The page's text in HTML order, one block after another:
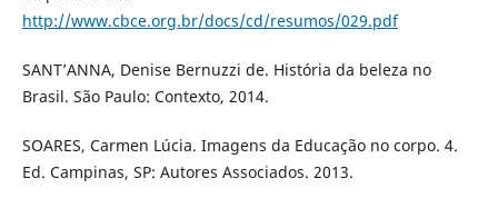
http://www.cbce.org.br/docs/cd/resumos/029.pdf
SANT’ANNA, Denise Bernuzzi de. História da beleza no
Brasil. São Paulo: Contexto, 2014.
SOARES, Carmen Lúcia. Imagens da Educação no corpo. 4.
Ed. Campinas, SP: Autores Associados. 2013.